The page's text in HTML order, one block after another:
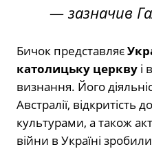
— зазначив
Бичок представляє
католицьку церкву і
визнання. Його
Австралії, відкритість
культурами, а також
війни в Україні